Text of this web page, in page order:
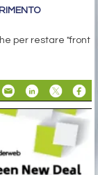
per restare "front